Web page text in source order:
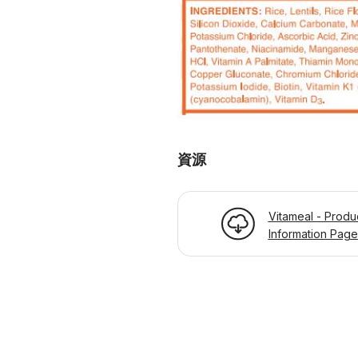
資源
Vitameal -
Information Page